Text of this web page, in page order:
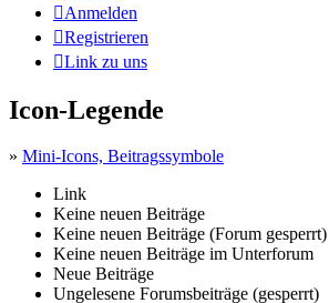
Anmelden
Registrieren
Link zu uns
Icon-Legende
» Mini-Icons, Beitragssymbole
Link
Keine neuen Beiträge
Keine neuen Beiträge (Forum gesperrt)
Keine neuen Beiträge im Unterforum
Neue Beiträge
Ungelesene Forumsbeiträge (gesperrt)